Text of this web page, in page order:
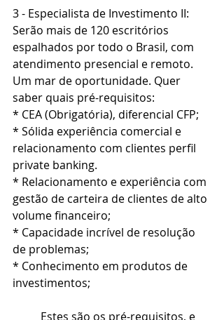
3 - Especialista de Investimento II:
Serão mais de 120 escritórios
espalhados por todo o Brasil, com
atendimento presencial e remoto.
Um mar de oportunidade. Quer
saber quais pré-requisitos:
* CEA (Obrigatória), diferencial CFP;
* Sólida experiência comercial e
relacionamento com clientes perfil
private banking.
* Relacionamento e experiência com
gestão de carteira de clientes de alto
volume financeiro;
* Capacidade incrível de resolução
de problemas;
* Conhecimento em produtos de
investimentos;